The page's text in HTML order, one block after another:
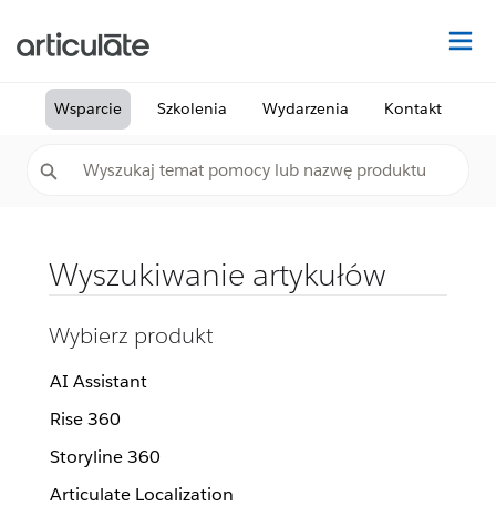
Wsparcie Szkolenia Wydarzenia Kontakt
Wyszukiwanie artykułów
Wybierz produkt
AI Assistant
Rise 360
Storyline 360
Articulate Localization